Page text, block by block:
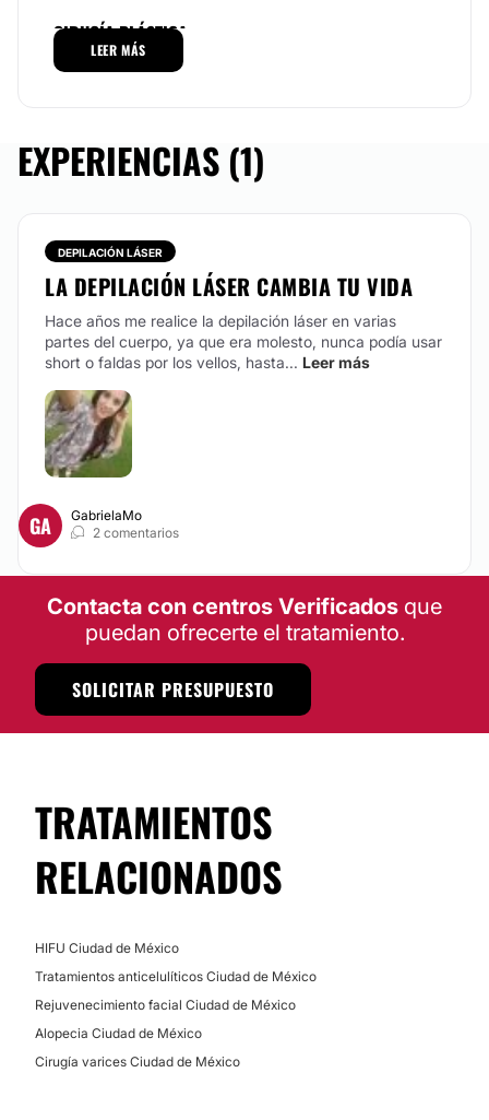
Si estás interesada en someterte a alguno de estos
procedimientos acércate a las instalaciones de Kopay
ubicadas en Coyoacán,
Posibilidad de videoconsulta:
CIRUGÍA PLÁSTICA
LEER MÁS
EXPERIENCIAS (1)
DEPILACIÓN LÁSER
LA DEPILACIÓN LÁSER CAMBIA TU VIDA
Hace años me realice la depilación láser en varias
partes del cuerpo, ya que era molesto, nunca podía usar
short o faldas por los vellos, hasta... Leer más
GA
GabrielaMo
2 comentarios
Contacta con centros Verificados que
puedan ofrecerte el tratamiento.
SOLICITAR PRESUPUESTO
TRATAMIENTOS
RELACIONADOS
HIFU Ciudad de México
Tratamientos anticelulíticos Ciudad de México
Rejuvenecimiento facial Ciudad de México
Alopecia Ciudad de México
Cirugía varices Ciudad de México